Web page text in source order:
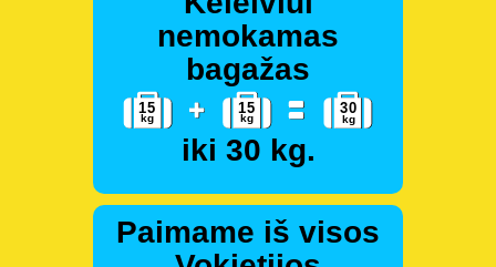
nemokamas
bagažas
iki 30 kg.
Paimame iš visos